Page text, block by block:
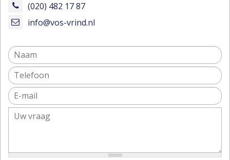
(020) 482 17 87
info@vos-vrind.nl